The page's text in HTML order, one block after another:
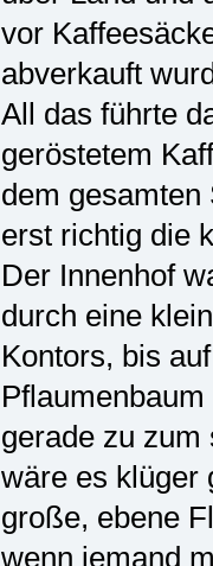
vor
abverkauft
All das führte
geröstetem
dem gesamten
erst richtig die
Der Innenhof
durch eine
Kontors, bis
gerade zu zum
wäre es klüger
große, ebene
wenn jemand